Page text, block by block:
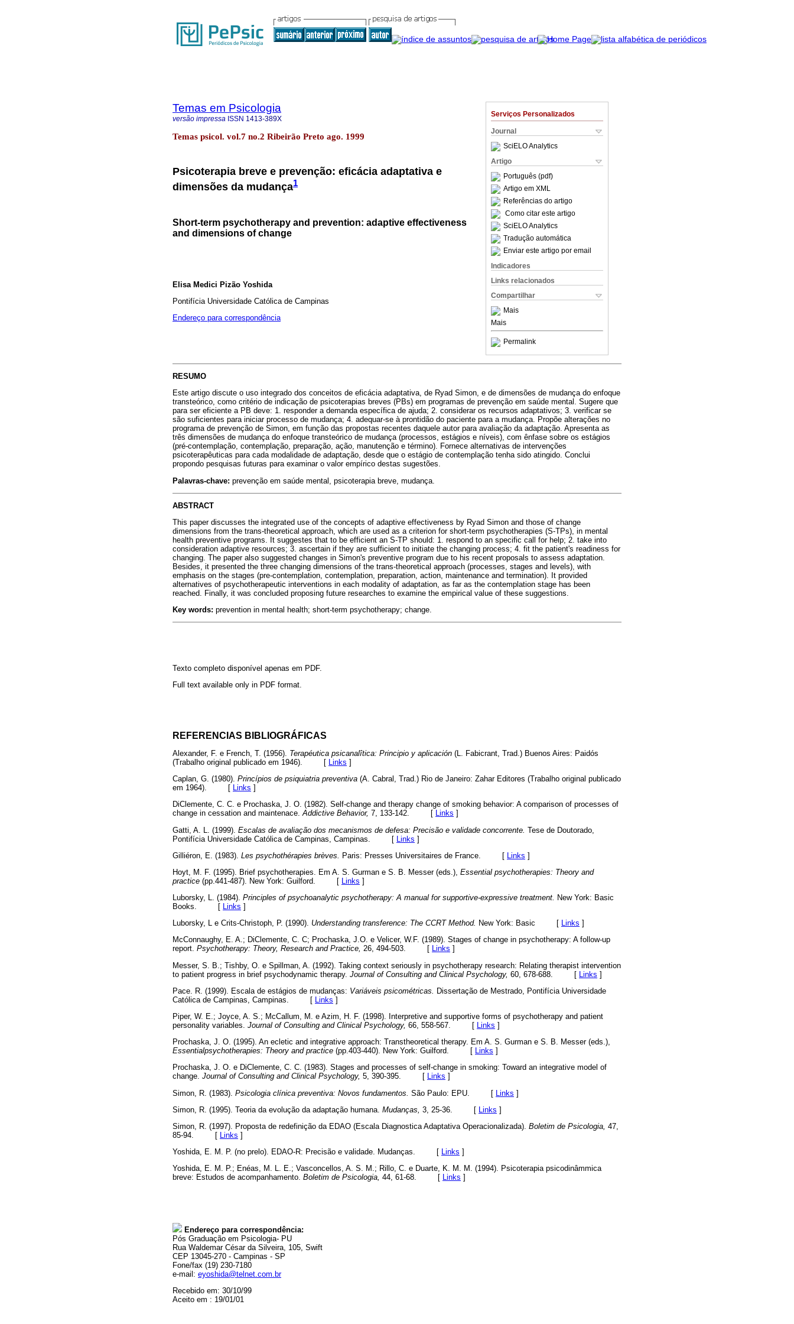
Serviços Personalizados
Journal
SciELO Analytics
Artigo
Português (pdf)
Artigo em XML
Referências do artigo
Como citar este artigo
SciELO Analytics
Tradução automática
Enviar este artigo por email
Indicadores
Links relacionados
Compartilhar
Mais
Mais
Permalink
Temas em Psicologia
versão impressa ISSN 1413-389X
Temas psicol. vol.7 no.2 Ribeirão Preto ago. 1999
Psicoterapia breve e prevenção: eficácia adaptativa e
dimensões da mudança1
Short-term psychotherapy and prevention: adaptive effectiveness
and dimensions of change
Elisa Medici Pizão Yoshida
Pontifícia Universidade Católica de Campinas
Endereço para correspondência
RESUMO
Este artigo discute o uso integrado dos conceitos de eficácia adaptativa, de Ryad Simon, e de dimensões de mudança do enfoque
transteórico, como critério de indicação de psicoterapias breves (PBs) em programas de prevenção em saúde mental. Sugere que
para ser eficiente a PB deve: 1. responder a demanda específica de ajuda; 2. considerar os recursos adaptativos; 3. verificar se
são suficientes para iniciar processo de mudança; 4. adequar-se à prontidão do paciente para a mudança. Propõe alterações no
programa de prevenção de Simon, em função das propostas recentes daquele autor para avaliação da adaptação. Apresenta as
três dimensões de mudança do enfoque transteórico de mudança (processos, estágios e níveis), com ênfase sobre os estágios
(pré-contemplação, contemplação, preparação, ação, manutenção e término). Fornece alternativas de intervenções
psicoterapêuticas para cada modalidade de adaptação, desde que o estágio de contemplação tenha sido atingido. Conclui
propondo pesquisas futuras para examinar o valor empírico destas sugestões.
Palavras-chave: prevenção em saúde mental, psicoterapia breve, mudança.
ABSTRACT
This paper discusses the integrated use of the concepts of adaptive effectiveness by Ryad Simon and those of change
dimensions from the trans-theoretical approach, which are used as a criterion for short-term psychotherapies (S-TPs), in mental
health preventive programs. It suggestes that to be efficient an S-TP should: 1. respond to an specific call for help; 2. take into
consideration adaptive resources; 3. ascertain if they are sufficient to initiate the changing process; 4. fit the patient's readiness for
changing. The paper also suggested changes in Simon's preventive program due to his recent proposals to assess adaptation.
Besides, it presented the three changing dimensions of the trans-theoretical approach (processes, stages and levels), with
emphasis on the stages (pre-contemplation, contemplation, preparation, action, maintenance and termination). It provided
alternatives of psychotherapeutic interventions in each modality of adaptation, as far as the contemplation stage has been
reached. Finally, it was concluded proposing future researches to examine the empirical value of these suggestions.
Key words: prevention in mental health; short-term psychotherapy; change.
Texto completo disponível apenas em PDF.
Full text available only in PDF format.
REFERENCIAS BIBLIOGRÁFICAS
Alexander, F. e French, T. (1956). Terapéutica psicanalîtica: Principio y aplicación (L. Fabicrant, Trad.) Buenos Aires: Paidós
(Trabalho original publicado em 1946). [
Links ]
Caplan, G. (1980). Princípios de psiquiatria preventiva (A. Cabral, Trad.) Rio de Janeiro: Zahar Editores (Trabalho original publicado
em 1964). [ Links ]
DiClemente, C. C. e Prochaska, J. O. (1982). Self-change and therapy change of smoking behavior: A comparison of processes of
change in cessation and maintenace. Addictive Behavior, 7, 133-142. [ Links ]
Gatti, A. L. (1999). Escalas de avaliação dos mecanismos de defesa: Precisão e validade concorrente. Tese de Doutorado,
Pontifícia Universidade Católica de Campinas, Campinas. [ Links ]
Gilliéron, E. (1983). Les psychothérapies brèves. Paris: Presses Universitaires de France. [ Links ]
Hoyt, M. F. (1995). Brief psychotherapies. Em A. S. Gurman e S. B. Messer (eds.), Essential psychotherapies: Theory and
practice (pp.441-487). New York: Guilford. [ Links ]
Luborsky, L. (1984). Principles of psychoanalytic psychotherapy: A manual for supportive-expressive treatment. New York: Basic
Books. [ Links ]
Luborsky, L e Crits-Christoph, P. (1990). Understanding transference: The CCRT Method. New York: Basic [ Links ]
McConnaughy, E. A.; DiClemente, C. C; Prochaska, J.O. e Velicer, W.F. (1989). Stages of change in psychotherapy: A follow-up
report. Psychotherapy: Theory, Research and Practice, 26, 494-503. [ Links ]
Messer, S. B.; Tishby, O. e Spillman, A. (1992). Taking context seriously in psychotherapy research: Relating therapist intervention
to patient progress in brief psychodynamic therapy. Journal of Consulting and Clinical Psychology, 60, 678-688. [ Links ]
Pace. R. (1999). Escala de estágios de mudanças: Variáveis psicométricas.
Dissertação de Mestrado, Pontifícia Universidade
Católica de Campinas, Campinas. [
Links ]
Piper, W. E.; Joyce, A. S.; McCallum, M. e Azim, H. F. (1998). Interpretive and supportive forms of psychotherapy and patient
personality variables. Journal of Consulting and Clinical Psychology, 66, 558-567. [ Links ]
Prochaska, J. O. (1995). An ecletic and integrative approach: Transtheoretical therapy. Em A. S. Gurman e S. B. Messer (eds.),
Essentialpsychotherapies: Theory and practice (pp.403-440). New York: Guilford. [ Links ]
Prochaska, J. O. e DiClemente, C. C. (1983). Stages and processes of self-change in smoking: Toward an integrative model of
change. Journal of Consulting and Clinical Psychology, 5, 390-395. [ Links ]
Simon, R. (1983). Psicologia clínica preventiva: Novos fundamentos. São Paulo: EPU. [ Links ]
Simon, R. (1995). Teoria da evolução da adaptação humana. Mudanças, 3, 25-36. [ Links ]
Simon, R. (1997). Proposta de redefinição da EDAO (Escala Diagnostica Adaptativa Operacionalizada). Boletim de Psicologia, 47,
85-94. [
Links ]
Yoshida, E. M. P. (no prelo). EDAO-R: Precisão e validade. Mudanças. [ Links ]
Yoshida, E. M. P.; Enéas, M. L. E.; Vasconcellos, A. S. M.; Rillo, C. e Duarte, K. M. M. (1994). Psicoterapia psicodinâmmica
breve: Estudos de acompanhamento. Boletim de Psicologia, 44, 61-68. [ Links ]
Endereço para correspondência:
Pós Graduação em Psicologia- PU
Rua Waldemar César da Silveira, 105, Swift
CEP 13045-270 - Campinas - SP
Fone/fax (19) 230-7180
e-mail: eyoshida@telnet.com.br
Recebido em: 30/10/99
Aceito em : 19/01/01